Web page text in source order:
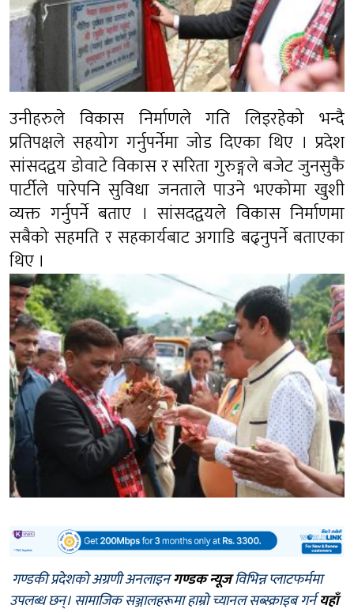
उनीहरुले विकास निर्माणले गति लिइरहेको भन्दै
प्रतिपक्षले सहयोग गर्नुपर्नेमा जोड दिएका थिए । प्रदेश
सांसदद्वय डोवाटे विकास र सरिता गुरुङ्गले बजेट जुनसुकै
पार्टीले पारेपनि सुविधा जनताले पाउने भएकोमा खुशी
व्यक्त गर्नुपर्ने बताए । सांसदद्वयले विकास निर्माणमा
सबैको सहमति र सहकार्यबाट अगाडि बढ्नुपर्ने बताएका
थिए ।
गण्डकी प्रदेशको अग्रणी अनलाइनगण्डक न्यूजविभिन्न प्लाटफर्ममा
उपलब्ध छन्। सामाजिक सञ्जालहरूमा हाम्रो च्यानल सब्स्क्राइब गर्नयहाँ